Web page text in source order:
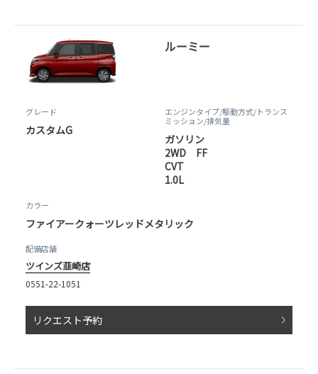
ルーミー
グレード
カスタムG
エンジンタイプ/駆動方式/トランス
ミッション/排気量
ガソリン
2WD FF
CVT
1.0L
カラー
ファイアークォーツレッドメタリック
配備店舗
ツインズ韮崎店
0551-22-1051
リクエスト予約